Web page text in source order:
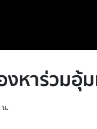
หาร่วมอุ้
น.